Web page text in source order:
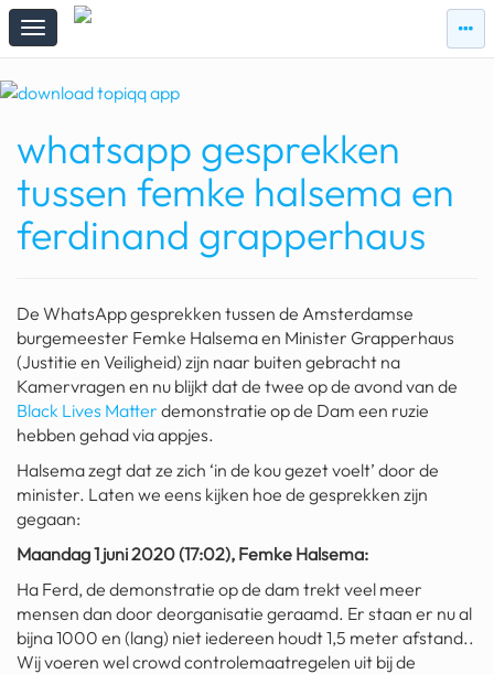
zie
topiqqs
zie
#vandaag
Topiqqs Reacties
spelen bij beelen
ark van noach
fomo
21.4 procent btw
deepseek
groenland
geochelone yniphora
wibra
blokker
dubai chocolade
whatsapp gesprekken
tussen femke halsema en
ferdinand grapperhaus
De WhatsApp gesprekken tussen de Amsterdamse
burgemeester Femke Halsema en Minister Grapperhaus
(Justitie en Veiligheid) zijn naar buiten gebracht na
Kamervragen en nu blijkt dat de twee op de avond van de
Black Lives Matter demonstratie op de Dam een ruzie
hebben gehad via appjes.
Halsema zegt dat ze zich ‘in de kou gezet voelt’ door de
minister. Laten we eens kijken hoe de gesprekken zijn
gegaan:
Maandag 1 juni 2020 (17:02), Femke Halsema:
Ha Ferd, de demonstratie op de dam trekt veel meer
mensen dan door deorganisatie geraamd. Er staan er nu al
bijna 1000 en (lang) niet iedereen houdt 1,5 meter afstand..
Wij voeren wel crowd controlemaatregelen uit bij de